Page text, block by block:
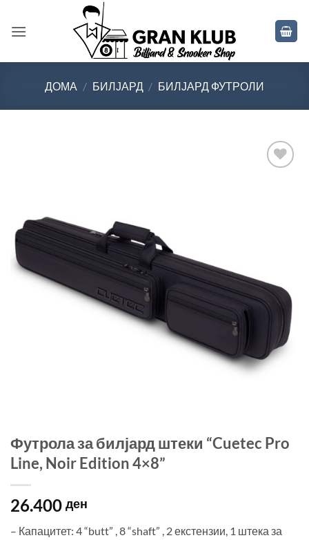
ДОМА / БИЛЈАРД / БИЛЈАРД ФУТРОЛИ
Футрола за билјард штеки “Cuetec Pro
Line, Noir Edition 4×8”
26.400 ден
– Капацитет: 4 “butt” , 8 “shaft” , 2 екстензии, 1 штека за